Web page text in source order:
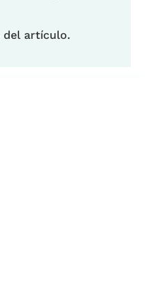
del artículo.